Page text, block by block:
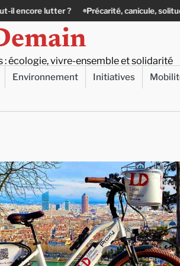
? Précarité, canicule, solitude : quand le
: écologie, vivre-ensemble et solidarité
Environnement Initiatives